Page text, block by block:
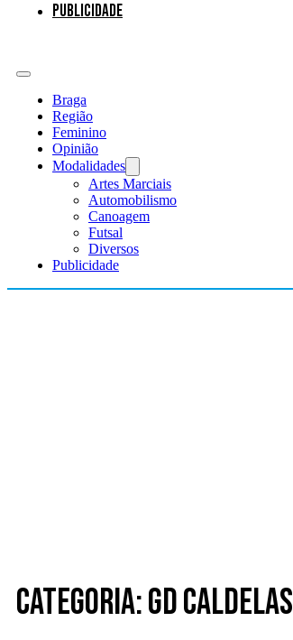
Publicidade
Braga
Região
Feminino
Opinião
Modalidades
Artes Marciais
Automobilismo
Canoagem
Futsal
Diversos
Publicidade
Categoria: GD Caldelas